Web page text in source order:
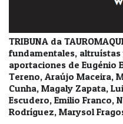
TRIBUNA da
fundamentales,
aportaciones de Eugénio
Tereno, Araújo Maceira,
Cunha, Magaly Zapata,
Escudero, Emilio Franco,
Rodríguez, Marysol